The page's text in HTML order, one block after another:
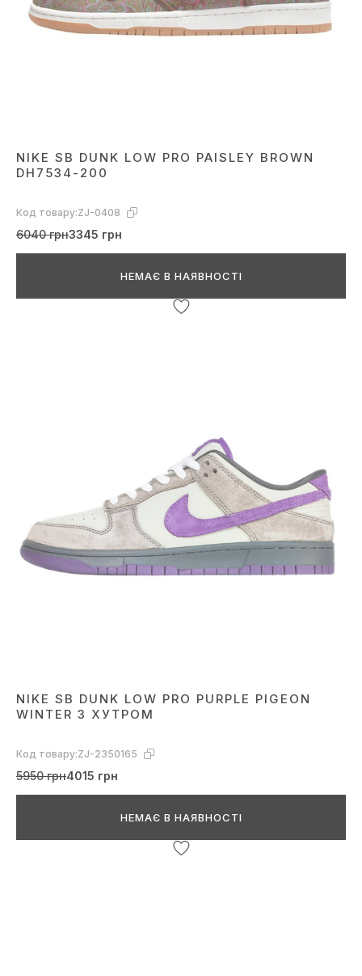
NIKE SB DUNK LOW PRO PAISLEY BROWN
DH7534-200
Код товару:ZJ-0408
6040 грн3345 грн
НЕМАЄ В НАЯВНОСТІ
NIKE SB DUNK LOW PRO PURPLE PIGEON
WINTER З ХУТРОМ
Код товару:ZJ-2350165
5950 грн4015 грн
НЕМАЄ В НАЯВНОСТІ